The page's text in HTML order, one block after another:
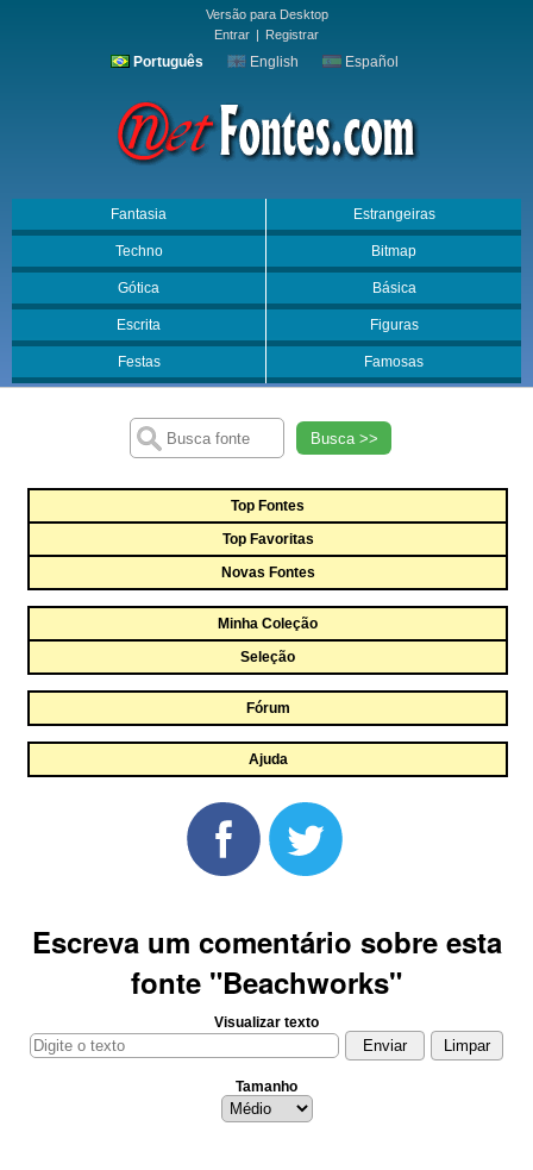
Versão para Desktop
Entrar | Registrar
Português English Español
Fantasia Estrangeiras
Techno Bitmap
Gótica Básica
Escrita Figuras
Festas Famosas
Busca >>
Top Fontes
Top Favoritas
Novas Fontes
Minha Coleção
Seleção
Fórum
Ajuda
Escreva um comentário sobre esta
fonte "Beachworks"
Visualizar texto
Tamanho